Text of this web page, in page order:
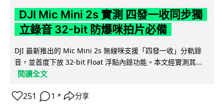
DJI Mic Mini 2s 實測 四發一收同步獨
立錄音 32-bit 防爆咪拍片必備
DJI 最新推出的 Mic Mini 2s 無線咪支援「四發一收」分軌錄
音，並首度下放 32-bit Float 浮點內錄功能。本文經實測其...
閱讀全文
251 1 ↗ 分享